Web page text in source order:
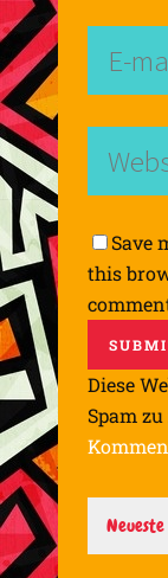
Save
this
Diese
Spam